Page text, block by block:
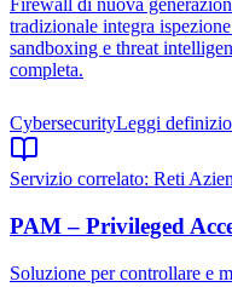
Firewall di nuova
tradizionale integra
sandboxing e threat
completa.
CybersecurityLeggi
Servizio correlato: Reti
PAM – Privileged
Soluzione per controllare e